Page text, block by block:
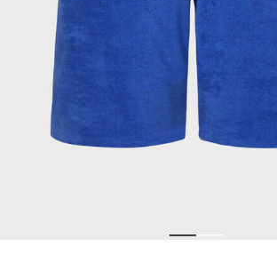
Vedi tutti i Costumi da bagno
Abbigliamento
Camicie
Bermuda